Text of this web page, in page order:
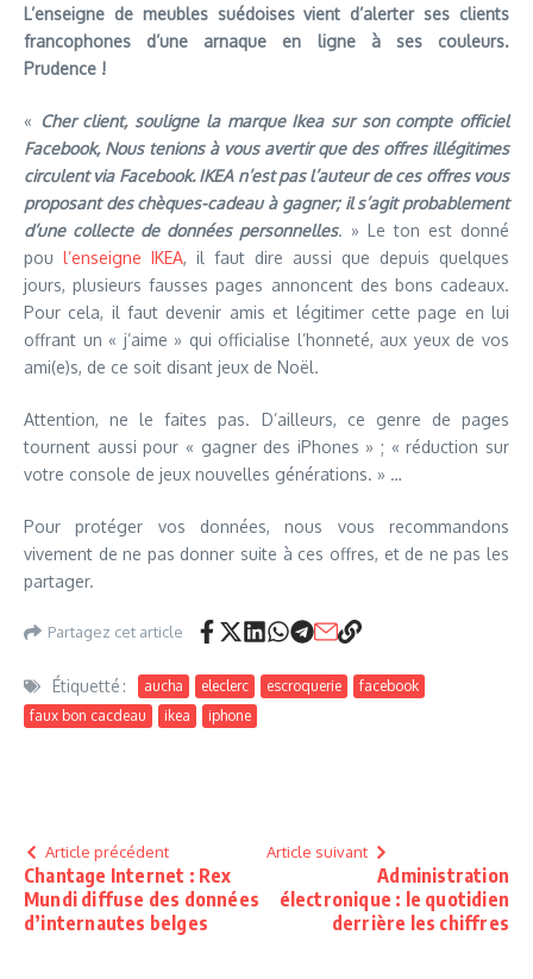
L’enseigne de meubles suédoises vient d’alerter ses clients
francophones d’une arnaque en ligne à ses couleurs.
Prudence !
« Cher client, souligne la marque Ikea sur son compte officiel
Facebook, Nous tenions à vous avertir que des offres illégitimes
circulent via Facebook. IKEA n’est pas l’auteur de ces offres vous
proposant des chèques-cadeau à gagner; il s’agit probablement
d’une collecte de données personnelles. » Le ton est donné
pou l’enseigne IKEA, il faut dire aussi que depuis quelques
jours, plusieurs fausses pages annoncent des bons cadeaux.
Pour cela, il faut devenir amis et légitimer cette page en lui
offrant un « j’aime » qui officialise l’honneté, aux yeux de vos
ami(e)s, de ce soit disant jeux de Noël.
Attention, ne le faites pas. D’ailleurs, ce genre de pages
tournent aussi pour « gagner des iPhones » ; « réduction sur
votre console de jeux nouvelles générations. » …
Pour protéger vos données, nous vous recommandons
vivement de ne pas donner suite à ces offres, et de ne pas les
partager.
Partagez cet article
Étiquetté : aucha eleclerc escroquerie
facebook
faux bon cacdeau
ikea iphone
Article précédent
Chantage Internet : Rex
Mundi diffuse des données
d’internautes belges
Article suivant
Administration
électronique : le quotidien
derrière les chiffres